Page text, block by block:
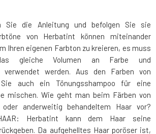
Sie die Anleitung und befolgen Sie sie
von Herbatint können miteinander
Ihren eigenen Farbton zu kreieren, es muss
gleiche Volumen an Farbe und
verwendet werden. Aus den Farben von
auch ein Tönungsshampoo für eine
mischen. Wie geht man beim Färben von
anderweitig behandeltem Haar vor?
HAAR: Herbatint kann dem Haar seine
Da aufgehelltes Haar poröser ist,